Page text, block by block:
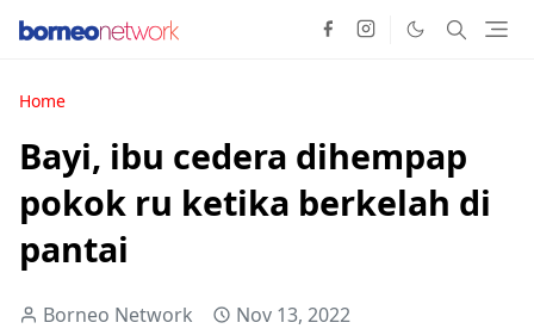
Home
Bayi, ibu cedera dihempap
pokok ru ketika berkelah di
pantai
Borneo Network Nov 13, 2022